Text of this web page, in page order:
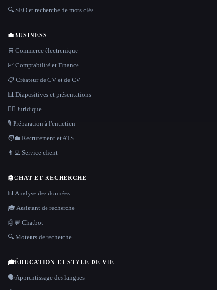
🔍 SEO et recherche de mots clés
💼BUSINESS
🛒 Commerce électronique
📈 Comptabilité et Finance
📋 Créateur de CV et de CV
📊 Diapositives et présentations
👩‍⚖️ Juridique
🎙️ Préparation à l'entretien
🧑‍💼 Recrutement et ATS
👨‍💻 Service client
🤖CHAT ET RECHERCHE
📊 Analyse des données
🎓 Assistant de recherche
🤖💬 Chatbot
🔍 Moteurs de recherche
🎓ÉDUCATION ET STYLE DE VIE
🗣️ Apprentissage des langues